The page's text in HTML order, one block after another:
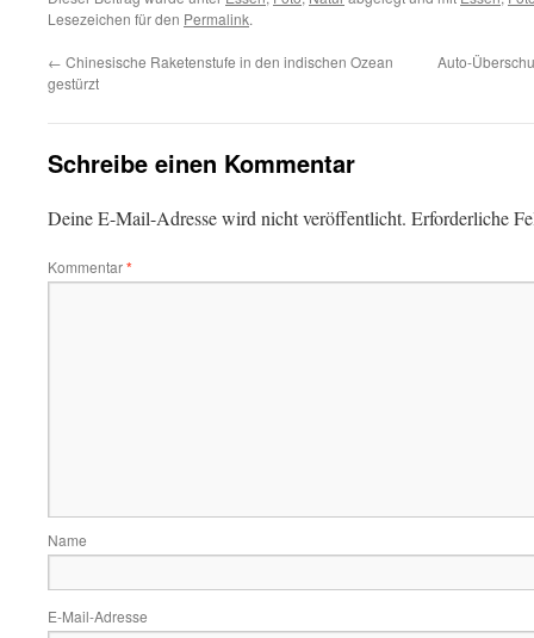
Lesezeichen für den Permalink.
← Chinesische Raketenstufe in den indischen Ozean
gestürzt
Auto-
Schreibe einen Kommentar
Deine E-Mail-Adresse wird nicht veröffentlicht. Erforderliche
Kommentar*
Name
E-Mail-Adresse